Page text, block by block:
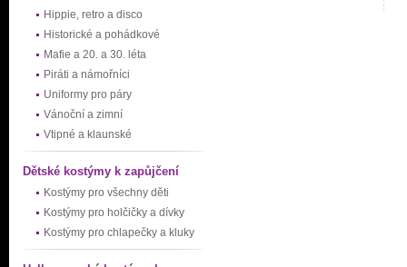
Hippie, retro a disco
Historické a pohádkové
Mafie a 20. a 30. léta
Piráti a námořníci
Uniformy pro páry
Vánoční a zimní
Vtipné a klaunské
Dětské kostýmy k zapůjčení
Kostýmy pro všechny děti
Kostýmy pro holčičky a dívky
Kostýmy pro chlapečky a kluky